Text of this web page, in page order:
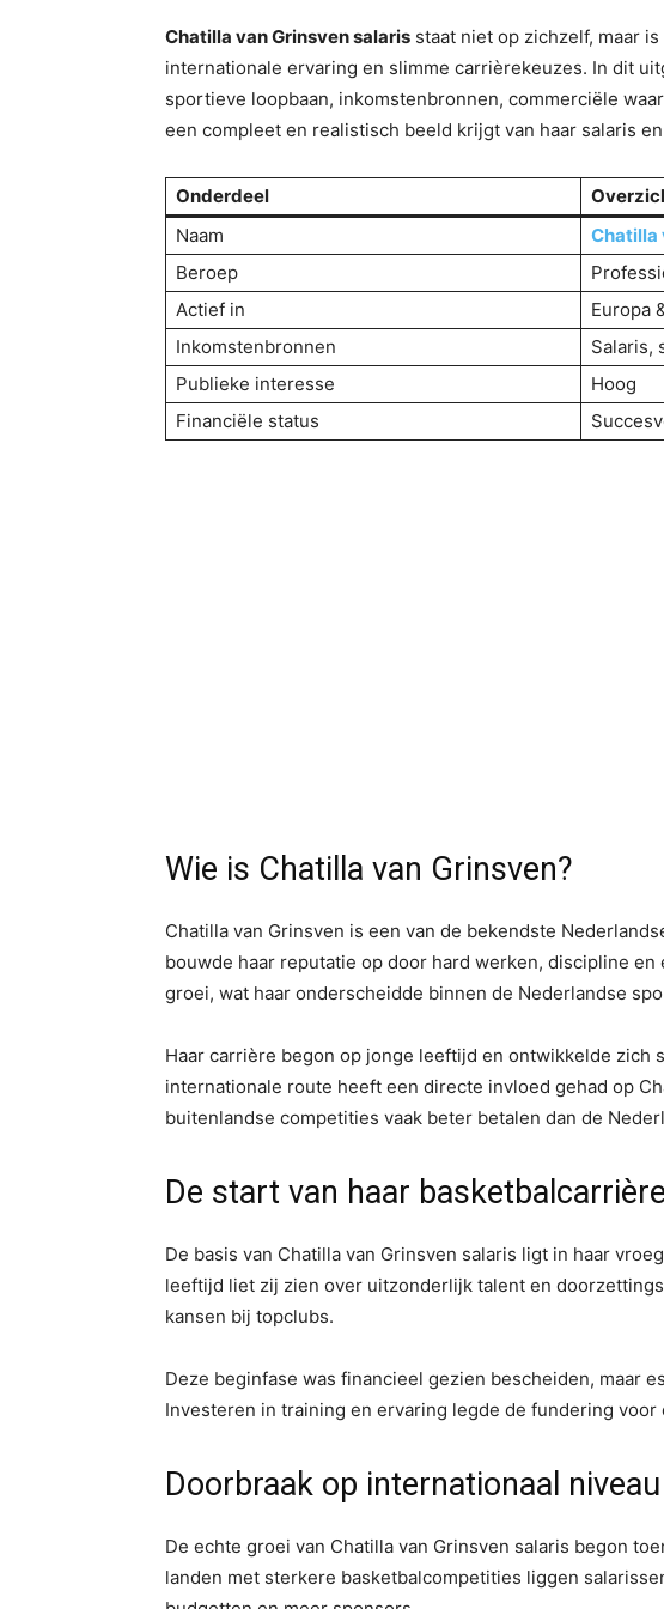
Chatilla van Grinsven salaris staat niet op zichzelf, maar
internationale ervaring en slimme carrièrekeuzes. In dit
sportieve loopbaan, inkomstenbronnen, commerciële
een compleet en realistisch beeld krijgt van haar salaris
Onderdeel
Naam
Chatilla
Beroep
Actief in
Europa
Inkomstenbronnen
Salaris,
Publieke interesse
Hoog
Financiële status
Wie is Chatilla van Grinsven?
Chatilla van Grinsven is een van de bekendste
bouwde haar reputatie op door hard werken, discipline
groei, wat haar onderscheidde binnen de Nederlandse
Haar carrière begon op jonge leeftijd en ontwikkelde zich
internationale route heeft een directe invloed gehad op
buitenlandse competities vaak beter betalen dan de
De start van haar basketbalcarrière
De basis van Chatilla van Grinsven salaris ligt in haar
leeftijd liet zij zien over uitzonderlijk talent en
kansen bij topclubs.
Deze beginfase was financieel gezien bescheiden, maar
Investeren in training en ervaring legde de fundering
Doorbraak op internationaal niveau
De echte groei van Chatilla van Grinsven salaris begon
landen met sterkere basketbalcompetities liggen